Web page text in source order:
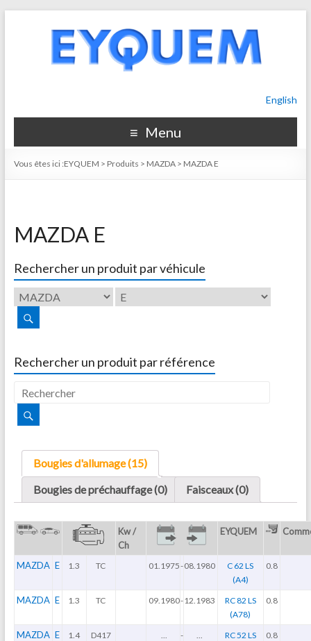
English
Menu
Vous êtes ici :EYQUEM > Produits > MAZDA> MAZDA E
MAZDA E
Rechercher un produit par véhicule
Rechercher un produit par référence
Bougies d'allumage (15)
Bougies de préchauffage (0)
Faisceaux (0)
Kw /
Ch
EYQUEM
MAZDA E 1.3 TC 01.1975-08.1980
C 62 LS
(A4)
0.8
MAZDA E 1.3 TC 09.1980-12.1983
RC 82 LS
(A78)
0.8
MAZDA E 1.4 D417 -
RC 52 LS
0.8